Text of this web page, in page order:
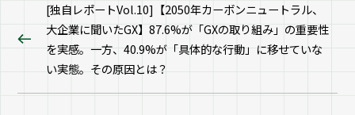
[独自レポートVol.10]【2050年カーボンニュートラル、
大企業に聞いたGX】87.6%が「GXの取り組み」の重要性
を実感。一方、40.9%が「具体的な行動」に移せていな
い実態。その原因とは？